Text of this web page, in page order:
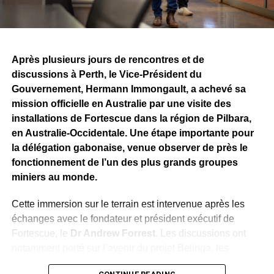
Après plusieurs jours de rencontres et de
discussions à Perth, le Vice-Président du
Gouvernement, Hermann Immongault, a achevé sa
mission officielle en Australie par une visite des
installations de Fortescue dans la région de Pilbara,
en Australie-Occidentale. Une étape importante pour
la délégation gabonaise, venue observer de près le
fonctionnement de l’un des plus grands groupes
miniers au monde.
Cette immersion sur le terrain est intervenue après les
échanges avec le fondateur et président exécutif de
Fortescue, le Dr Andrew Forrest. Les discussions ont
infrastructures nécessaires à son développement, les